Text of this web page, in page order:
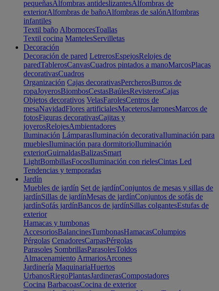
pequeñasAlfombras antideslizantesAlfombras de
exteriorAlfombras de bañoAlfombras de salónAlfombras
infantiles
Textil baño AlbornocesToallas
Textil cocina MantelesServilletas
Decoración
Decoración de pared LetrerosEspejosRelojes de
paredTablerosCanvasCuadros pintados a manoMarcosPlacas
decorativasCuadros
Organización Cajas decorativasPercherosBurros de
ropaJoyerosBiombosCestasBaúlesRevisterosCajas
Objetos decorativos VelasFarolesCentros de
mesaNavidadFlores artificialesMaceterosJarronesMarcos de
fotosFiguras decorativasCajitas y
joyerosRelojesAmbientadores
Iluminación LámparasIluminación decorativaIluminación para
mueblesIluminación para dormitorioIluminación
exteriorGuirnaldasBalizasSmart
LightBombillasFocosIluminación con rielesCintas Led
Tendencias y temporadas
Jardín
Muebles de jardín Set de jardínConjuntos de mesas y sillas de
jardínSillas de jardínMesas de jardínConjuntos de sofás de
jardínSofás jardínBancos de jardínSillas colgantesEstufas de
exterior
Hamacas y tumbonas
AccesoriosBalancinesTumbonasHamacasColumpios
Pérgolas CenadoresCarpasPérgolas
Parasoles SombrillasParasolesToldos
Almacenamiento ArmariosArcones
Jardinería MaquinariaHuertos
UrbanosRiegoPlantasJardinerasCompostadores
Cocina BarbacoasCocina de exterior